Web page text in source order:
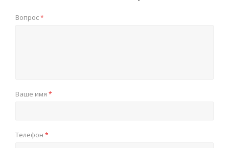
Вопрос*
Ваше имя *
Телефон *